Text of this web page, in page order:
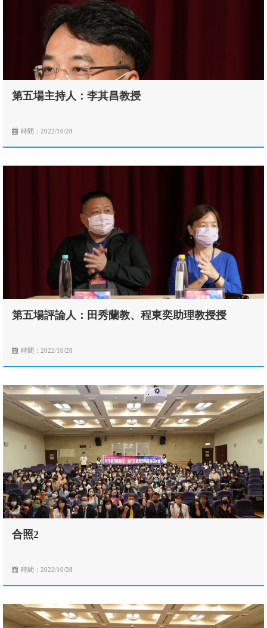
第五場主持人：李其昌教授
時間：2022/10/28
第五場評論人：田秀蘭教、程東奕助理教授授
時間：2022/10/28
合照2
時間：2022/10/28